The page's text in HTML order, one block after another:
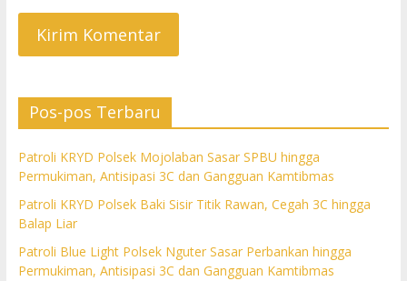
Pos-pos Terbaru
Patroli KRYD Polsek Mojolaban Sasar SPBU hingga
Permukiman, Antisipasi 3C dan Gangguan Kamtibmas
Patroli KRYD Polsek Baki Sisir Titik Rawan, Cegah 3C hingga
Balap Liar
Patroli Blue Light Polsek Nguter Sasar Perbankan hingga
Permukiman, Antisipasi 3C dan Gangguan Kamtibmas